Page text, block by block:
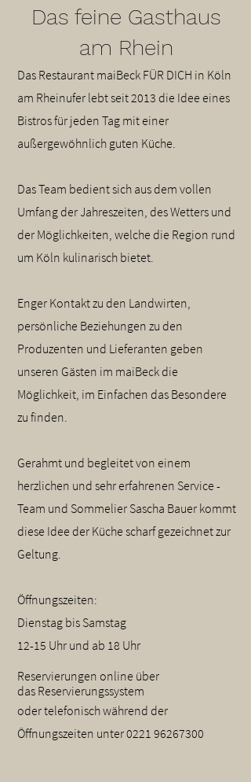
Das feine Gasthaus
am Rhein
Das Restaurant maiBeck FÜR DICH in Köln
am Rheinufer lebt seit 2013 die Idee eines
Bistros für jeden Tag mit einer
außergewöhnlich guten Küche.
Das Team bedient sich aus dem vollen
Umfang der Jahreszeiten, des Wetters und
der Möglichkeiten, welche die Region rund
um Köln kulinarisch bietet.
Enger Kontakt zu den Landwirten,
persönliche Beziehungen zu den
Produzenten und Lieferanten geben
unseren Gästen im maiBeck die
Möglichkeit, im Einfachen das Besondere
zu finden.
Gerahmt und begleitet von einem
herzlichen und sehr erfahrenen Service -
Team und Sommelier Sascha Bauer kommt
diese Idee der Küche scharf gezeichnet zur
Geltung.
Öffnungszeiten:
Dienstag bis Samstag
12-15 Uhr und ab 18 Uhr
Reservierungen online über
das Reservierungssystem
oder telefonisch während der
Öffnungszeiten unter0221 96267300